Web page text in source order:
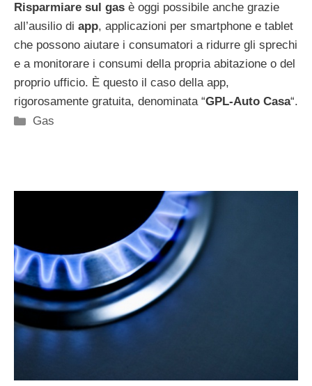
Risparmiare sul gas è oggi possibile anche grazie
all’ausilio di app, applicazioni per smartphone e tablet
che possono aiutare i consumatori a ridurre gli sprechi
e a monitorare i consumi della propria abitazione o del
proprio ufficio. È questo il caso della app,
rigorosamente gratuita, denominata “GPL-Auto Casa“.
Categorie
Gas